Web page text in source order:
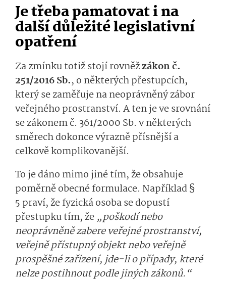
Je třeba pamatovat i na
další důležité legislativní
opatření
Za zmínku totiž stojí rovněžzákon č.
251/2016 Sb., o některých přestupcích,
který se zaměřuje na neoprávněný zábor
veřejného prostranství. A ten je ve srovnání
se zákonem č. 361/2000 Sb. v některých
směrech dokonce výrazně přísnější a
celkově komplikovanější.
To je dáno mimo jiné tím, že obsahuje
poměrně obecné formulace. Například §
5 praví, že fyzická osoba se dopustí
přestupku tím, že „poškodí nebo
neoprávněně zabere veřejné prostranství,
veřejně přístupný objekt nebo veřejně
prospěšné zařízení, jde-li o případy, které
nelze postihnout podle jiných zákonů.“